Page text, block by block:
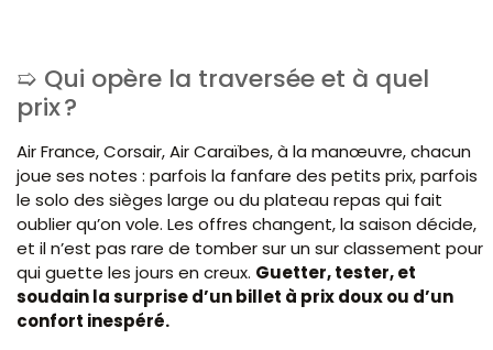
Qui opère la traversée et à quel
prix ?
Air France, Corsair, Air Caraïbes, à la manœuvre, chacun
joue ses notes : parfois la fanfare des petits prix, parfois
le solo des sièges large ou du plateau repas qui fait
oublier qu’on vole. Les offres changent, la saison décide,
et il n’est pas rare de tomber sur un sur classement pour
qui guette les jours en creux. Guetter, tester, et
soudain la surprise d’un billet à prix doux ou d’un
confort inespéré.